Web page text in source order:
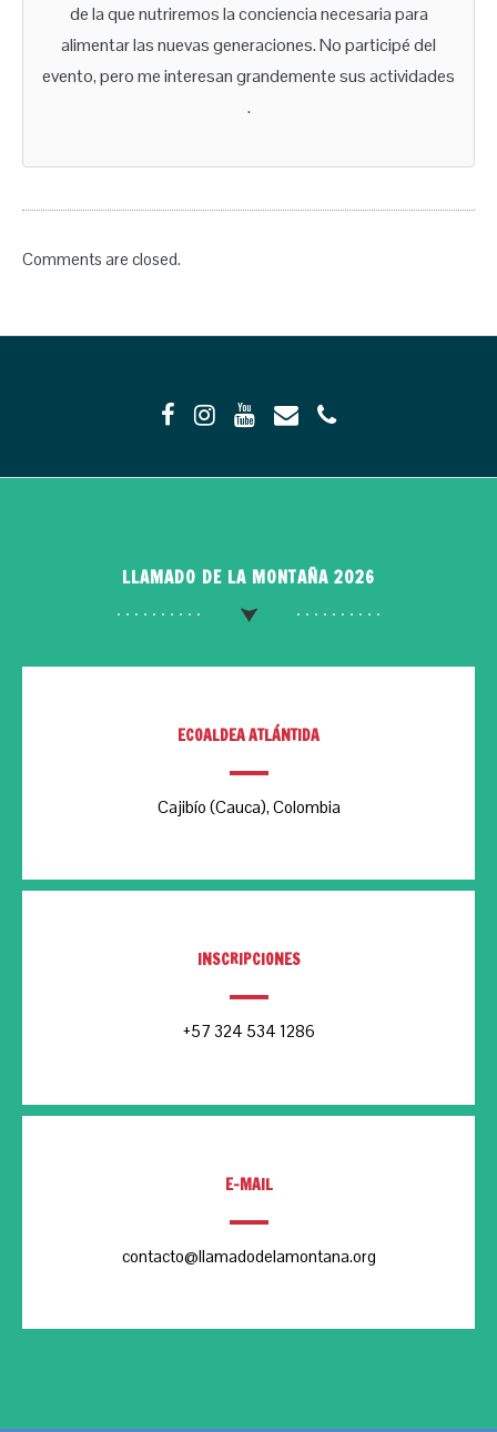
de la que nutriremos la conciencia necesaria para
alimentar las nuevas generaciones. No participé del
evento, pero me interesan grandemente sus actividades
.
Comments are closed.
LLAMADO DE LA MONTAÑA 2026
ECOALDEA ATLÁNTIDA
Cajibío (Cauca), Colombia
INSCRIPCIONES
+57 324 534 1286
E-MAIL
contacto@llamadodelamontana.org